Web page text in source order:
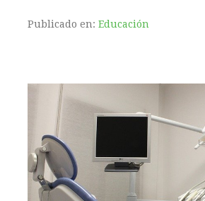
Publicado en: Educación